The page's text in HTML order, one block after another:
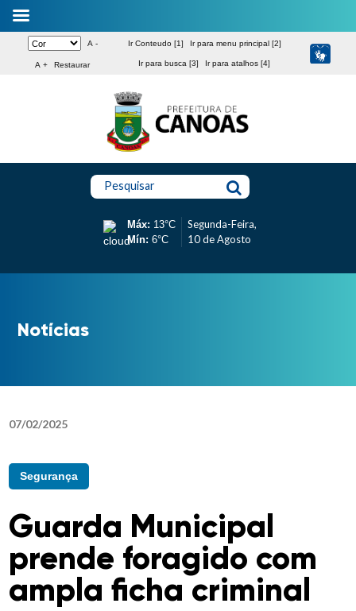
A -
A + Restaurar
Ir Conteudo [1] Ir para menu principal [2]
Ir para busca [3] Ir para atalhos [4]
Pesquisar
Máx: 13°C
Mín: 6°C
Segunda-Feira,
10 de Agosto
Notícias
07/02/2025
Segurança
Guarda Municipal
prende foragido com
ampla ficha criminal